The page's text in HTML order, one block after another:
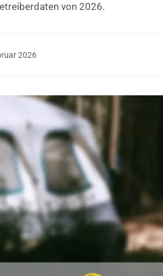
von 2026.
2026